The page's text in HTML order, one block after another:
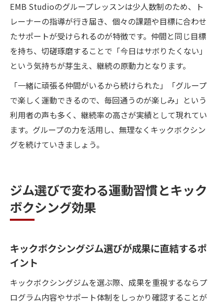
EMB Studioのグループレッスンは少人数制のため、ト
レーナーの指導が行き届き、個々の課題や目標に合わせ
たサポートが受けられるのが特徴です。仲間と同じ目標
を持ち、切磋琢磨することで「今日はサボりたくない」
という気持ちが芽生え、継続の原動力となります。
「一緒に頑張る仲間がいるから続けられた」「グループ
で楽しく運動できるので、毎回通うのが楽しみ」という
利用者の声も多く、継続率の高さが実績として現れてい
ます。グループの力を活用し、無理なくキックボクシン
グを続けていきましょう。
ジム選びで変わる運動習慣とキック
ボクシング効果
キックボクシングジム選びが成果に直結するポ
イント
キックボクシングジムを選ぶ際、成果を重視するならプ
ログラム内容やサポート体制をしっかり確認することが